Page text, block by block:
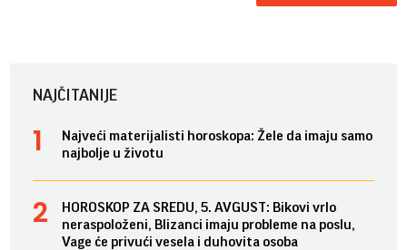
NAJČITANIJE
Najveći materijalisti horoskopa: Žele da imaju samo
najbolje u životu
HOROSKOP ZA SREDU, 5. AVGUST: Bikovi vrlo
neraspoloženi, Blizanci imaju probleme na poslu,
Vage će privući vesela i duhovita osoba